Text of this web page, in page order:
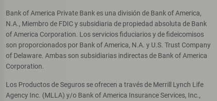
Bank of America Private Bank es una división de Bank of America,
N.A., Miembro de FDIC y subsidiaria de propiedad absoluta de Bank
of America Corporation. Los servicios fiduciarios y de fideicomisos
son proporcionados por Bank of America, N.A. y U.S. Trust Company
of Delaware. Ambas son subsidiarias indirectas de Bank of America
Corporation.
Los Productos de Seguros se ofrecen a través de Merrill Lynch Life
Agency Inc. (MLLA) y/o Bank of America Insurance Services, Inc.,